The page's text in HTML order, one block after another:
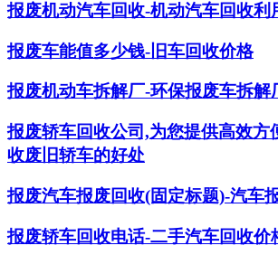
报废机动汽车回收-机动汽车回收利
报废车能值多少钱-旧车回收价格
报废机动车拆解厂-环保报废车拆解
报废轿车回收公司,为您提供高效方
收废旧轿车的好处
报废汽车报废回收(固定标题)-汽车
报废轿车回收电话-二手汽车回收价